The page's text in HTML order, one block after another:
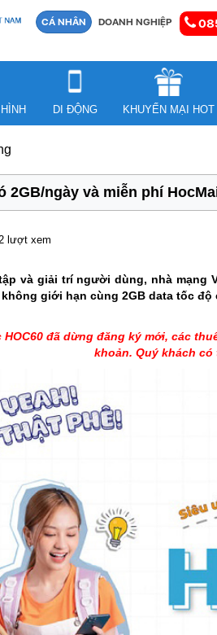
CÁ NHÂN DOANH NGHIỆP
DI ĐỘNG KHUYẾN MẠI HOT
2GB/ngày và miễn phí
lượt xem
và giải trí người dùng, nhà mạng
giới hạn cùng 2GB data tốc độ
HOC60 đã dừng đăng ký mới, các
khoản. Quý khách